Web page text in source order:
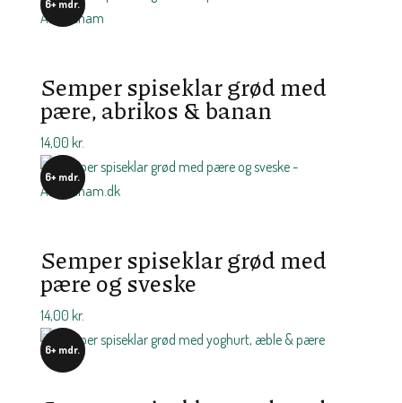
6+ mdr.
Semper spiseklar grød med
pære, abrikos & banan
14,00 kr.
6+ mdr.
Semper spiseklar grød med
pære og sveske
14,00 kr.
6+ mdr.